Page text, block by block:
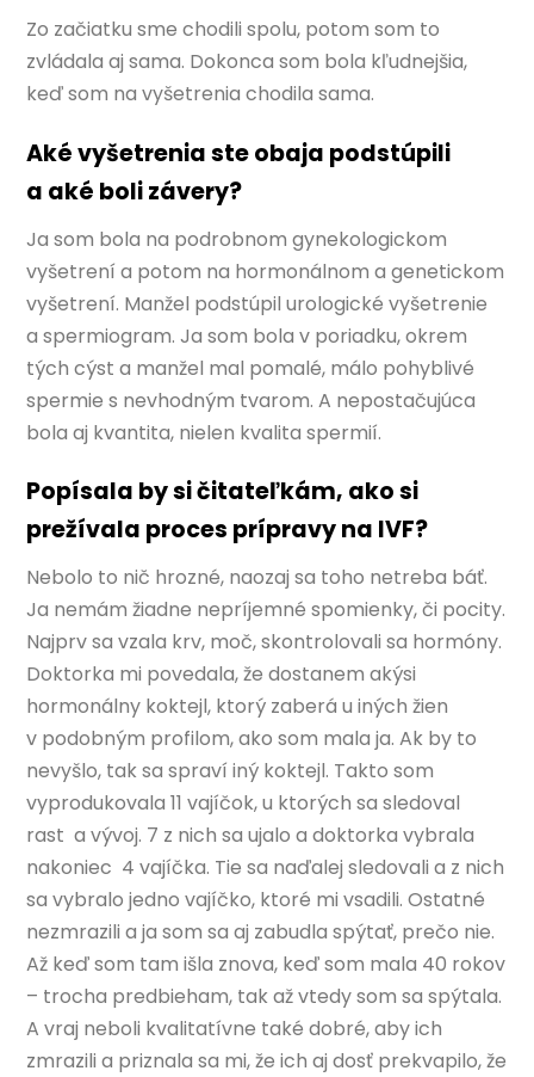
Zo začiatku sme chodili spolu, potom som to
zvládala aj sama. Dokonca som bola kľudnejšia,
keď som na vyšetrenia chodila sama.
Aké vyšetrenia ste obaja podstúpili
a aké boli závery?
Ja som bola na podrobnom gynekologickom
vyšetrení a potom na hormonálnom a genetickom
vyšetrení. Manžel podstúpil urologické vyšetrenie
a spermiogram. Ja som bola v poriadku, okrem
tých cýst a manžel mal pomalé, málo pohyblivé
spermie s nevhodným tvarom. A nepostačujúca
bola aj kvantita, nielen kvalita spermií.
Popísala by si čitateľkám, ako si
prežívala proces prípravy na IVF?
Nebolo to nič hrozné, naozaj sa toho netreba báť.
Ja nemám žiadne nepríjemné spomienky, či pocity.
Najprv sa vzala krv, moč, skontrolovali sa hormóny.
Doktorka mi povedala, že dostanem akýsi
hormonálny koktejl, ktorý zaberá u iných žien
v podobným profilom, ako som mala ja. Ak by to
nevyšlo, tak sa spraví iný koktejl. Takto som
vyprodukovala 11 vajíčok, u ktorých sa sledoval
rast a vývoj. 7 z nich sa ujalo a doktorka vybrala
nakoniec 4 vajíčka. Tie sa naďalej sledovali a z nich
sa vybralo jedno vajíčko, ktoré mi vsadili. Ostatné
nezmrazili a ja som sa aj zabudla spýtať, prečo nie.
Až keď som tam išla znova, keď som mala 40 rokov
– trocha predbieham, tak až vtedy som sa spýtala.
A vraj neboli kvalitatívne také dobré, aby ich
zmrazili a priznala sa mi, že ich aj dosť prekvapilo, že